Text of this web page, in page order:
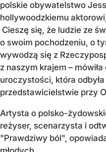
polskie obywatelstwo
hollywoodzkiemu
Cieszę się, że ludzie ze
o swoim pochodzeniu, o
wywodzą się z
z naszym krajem –
uroczystości, która
przedstawicielstwie przy
Artysta o polsko-
reżyser, scenarzysta i
"Prawdziwy ból",